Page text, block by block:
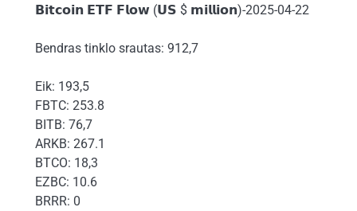
𝗕𝗶𝘁𝗰𝗼𝗶𝗻 𝗘𝗧𝗙 𝗙𝗹𝗼𝘄 (𝗨𝗦 $ 𝗺𝗶𝗹𝗹𝗶𝗼𝗻)-2025-04-22
Bendras tinklo srautas: 912,7
Eik: 193,5
FBTC: 253.8
BITB: 76,7
ARKB: 267.1
BTCO: 18,3
EZBC: 10.6
BRRR: 0